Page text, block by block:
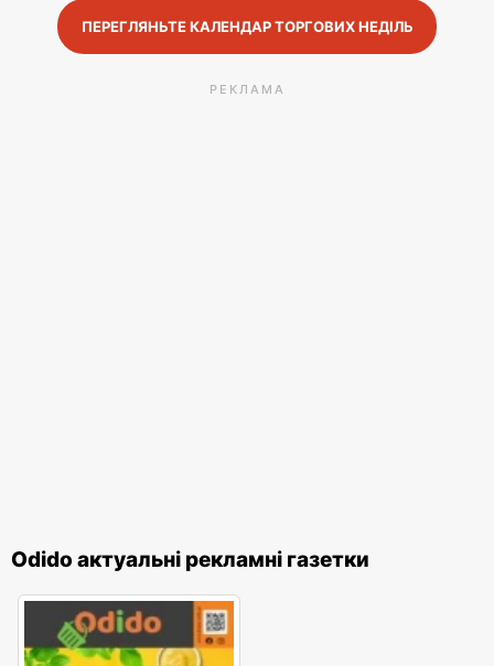
ПЕРЕГЛЯНЬТЕ КАЛЕНДАР ТОРГОВИХ НЕДІЛЬ
РЕКЛАМА
Odido актуальні рекламні газетки